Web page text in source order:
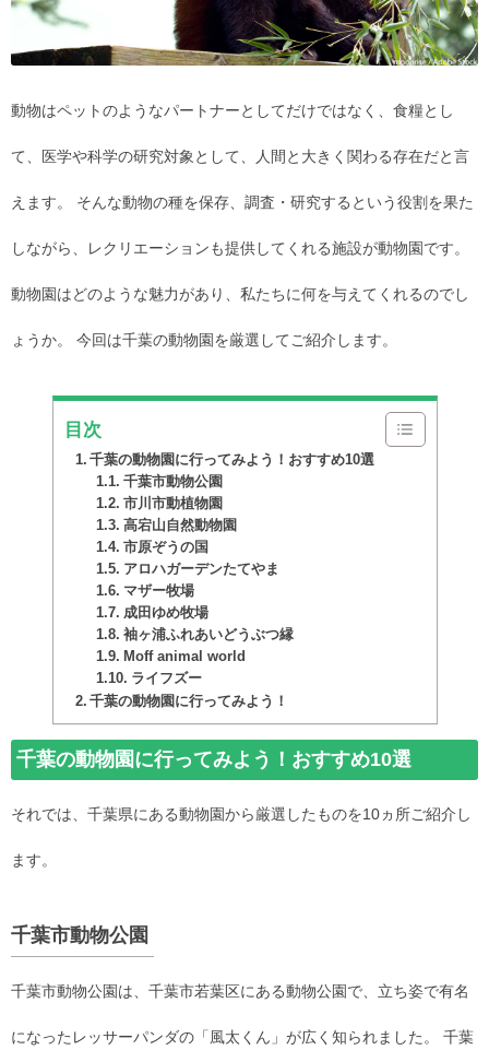
動物はペットのようなパートナーとしてだけではなく、食糧とし
て、医学や科学の研究対象として、人間と大きく関わる存在だと言
えます。 そんな動物の種を保存、調査・研究するという役割を果た
しながら、レクリエーションも提供してくれる施設が動物園です。
動物園はどのような魅力があり、私たちに何を与えてくれるのでし
ょうか。 今回は千葉の動物園を厳選してご紹介します。
目次
千葉の動物園に行ってみよう！おすすめ10選
千葉市動物公園
市川市動植物園
高宕山自然動物園
市原ぞうの国
アロハガーデンたてやま
マザー牧場
成田ゆめ牧場
袖ヶ浦ふれあいどうぶつ縁
Moff animal world
ライフズー
千葉の動物園に行ってみよう！
千葉の動物園に行ってみよう！おすすめ10選
それでは、千葉県にある動物園から厳選したものを10ヵ所ご紹介し
ます。
千葉市動物公園
千葉市動物公園は、千葉市若葉区にある動物公園で、立ち姿で有名
になったレッサーパンダの「風太くん」が広く知られました。 千葉